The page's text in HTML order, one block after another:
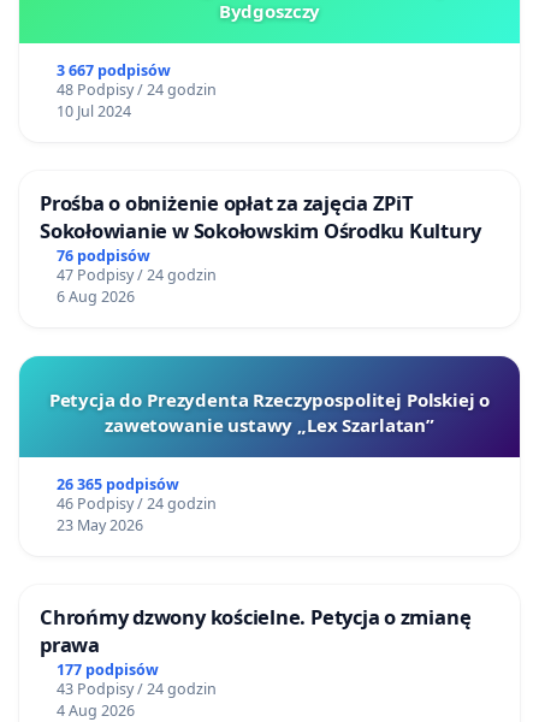
Bydgoszczy
3 667 podpisów
48 Podpisy / 24 godzin
10 Jul 2024
Prośba o obniżenie opłat za zajęcia ZPiT
Sokołowianie w Sokołowskim Ośrodku Kultury
76 podpisów
47 Podpisy / 24 godzin
6 Aug 2026
Petycja do Prezydenta Rzeczypospolitej Polskiej o
zawetowanie ustawy „Lex Szarlatan”
26 365 podpisów
46 Podpisy / 24 godzin
23 May 2026
Chrońmy dzwony kościelne. Petycja o zmianę
prawa
177 podpisów
43 Podpisy / 24 godzin
4 Aug 2026